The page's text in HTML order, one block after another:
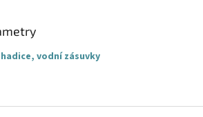
vodní zásuvky